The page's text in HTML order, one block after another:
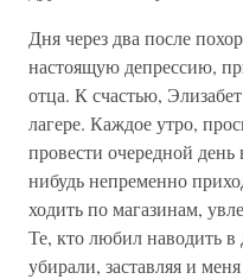
Дня через два после
настоящую депрессию,
отца. К счастью,
лагере. Каждое утро,
провести очередной
нибудь непременно
ходить по магазинам,
Те, кто любил наводить
убирали, заставляя и